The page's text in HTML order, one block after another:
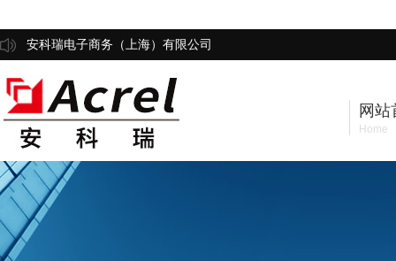
安科瑞电子商务（上海）有限公司
网站
Home